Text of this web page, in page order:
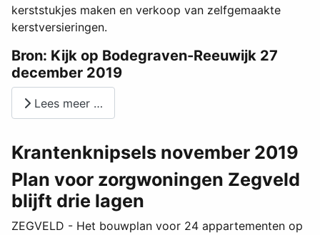
kerststukjes maken en verkoop van zelfgemaakte
kerstversieringen.
Bron: Kijk op Bodegraven-Reeuwijk 27
december 2019
Lees meer …
Krantenknipsels november 2019
Plan voor zorgwoningen Zegveld
blijft drie lagen
ZEGVELD - Het bouwplan voor 24 appartementen op